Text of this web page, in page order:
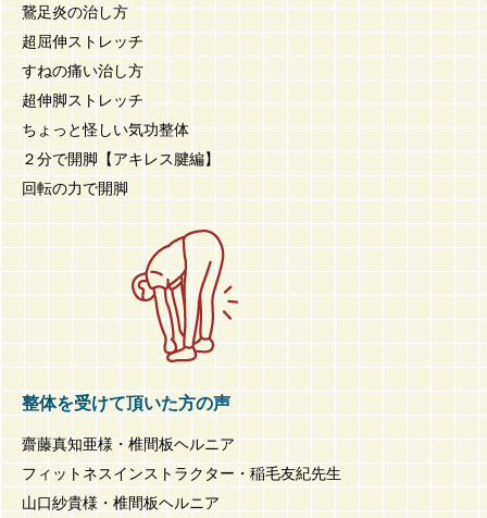
鵞足炎の治し方
超屈伸ストレッチ
すねの痛い治し方
超伸脚ストレッチ
ちょっと怪しい気功整体
２分で開脚【アキレス腱編】
回転の力で開脚
整体を受けて頂いた方の声
齋藤真知亜様・椎間板ヘルニア
フィットネスインストラクター・稲毛友紀先生
山口紗貴様・椎間板ヘルニア